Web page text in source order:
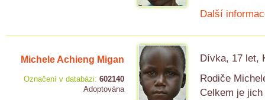
Další
Michele Achieng Migan
Označení v databázi: 602140
Adoptována
Dívka, 17 let,
Rodiče
Celkem je